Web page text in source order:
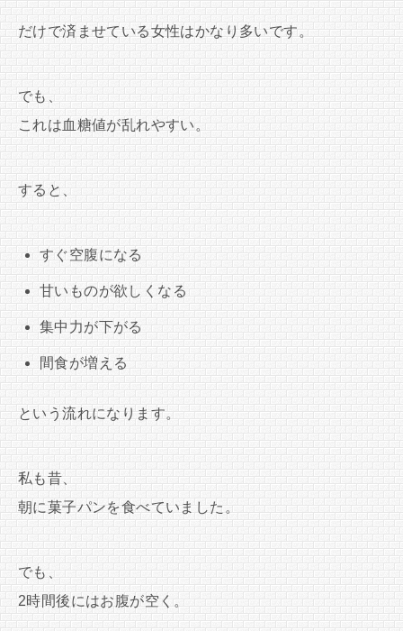
だけで済ませている女性はかなり多いです。
でも、
これは血糖値が乱れやすい。
すると、
すぐ空腹になる
甘いものが欲しくなる
集中力が下がる
間食が増える
という流れになります。
私も昔、
朝に菓子パンを食べていました。
でも、
2時間後にはお腹が空く。